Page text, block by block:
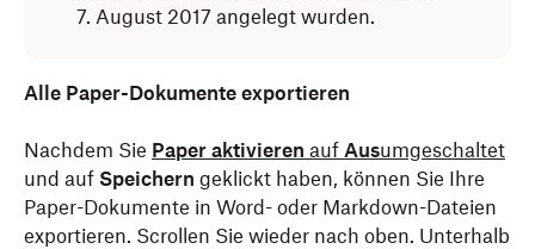
7. August 2017 angelegt wurden.
Alle Paper-Dokumente exportieren
Nachdem Sie Paper aktivieren auf Ausumgeschaltet
und auf Speichern geklickt haben, können Sie Ihre
Paper-Dokumente in Word- oder Markdown-Dateien
exportieren. Scrollen Sie wieder nach oben. Unterhalb